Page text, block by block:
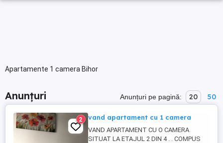
Apartamente 1 camera Bihor
Anunțuri Anunțuri pe pagină: 20 50
2 vand apartament cu 1 camera
VAND APARTAMENT CU O CAMERA
SITUAT LA ETAJUL 2 DIN 4 . . COMPUS